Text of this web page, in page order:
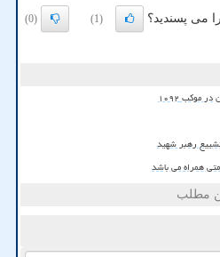
می پسندید؟ (1)
(0)
موکب ۱۰۹۲
رهبر شهید
همراه می باشد
مطلب